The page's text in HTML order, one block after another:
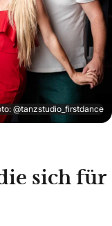
@tanzstudio_firstdance
sich für